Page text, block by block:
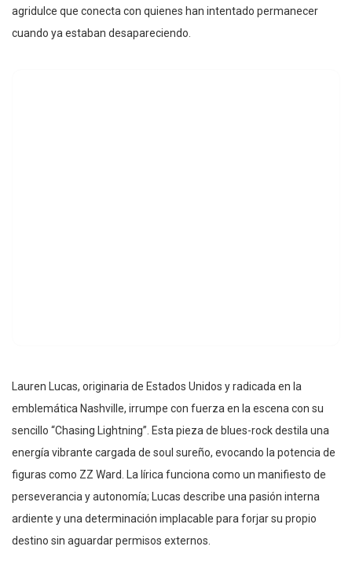
agridulce que conecta con quienes han intentado permanecer
cuando ya estaban desapareciendo.
Lauren Lucas, originaria de Estados Unidos y radicada en la
emblemática Nashville, irrumpe con fuerza en la escena con su
sencillo “Chasing Lightning”. Esta pieza de blues-rock destila una
energía vibrante cargada de soul sureño, evocando la potencia de
figuras como ZZ Ward. La lírica funciona como un manifiesto de
perseverancia y autonomía; Lucas describe una pasión interna
ardiente y una determinación implacable para forjar su propio
destino sin aguardar permisos externos.